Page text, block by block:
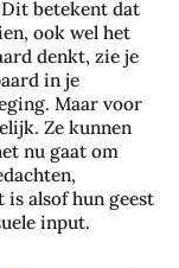
Dit betekent dat
ook wel het
denkt, zie je
in je
Maar voor
Ze kunnen
nu gaat om
alsof hun geest
input.